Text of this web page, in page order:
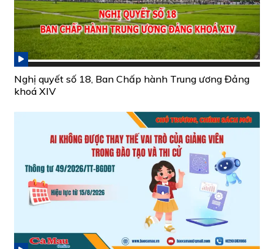
Nghị quyết số 18, Ban Chấp hành Trung ương Đảng
khoá XIV